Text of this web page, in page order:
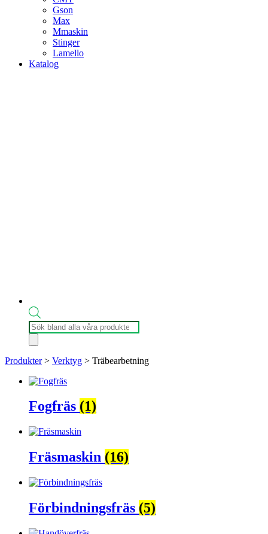
Gson
Max
Mmaskin
Stinger
Lamello
Katalog
Produktsökning
Produkter> Verktyg > Träbearbetning
Fogfräs (1)
Fräsmaskin (16)
Förbindningsfräs (5)